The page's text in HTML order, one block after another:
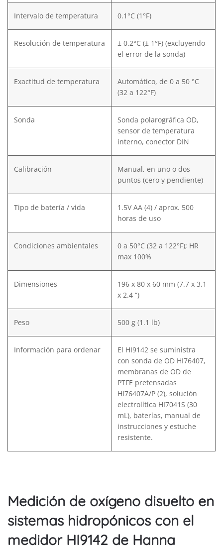
Intervalo de temperatura 0.1°C (1°F)
Resolución de temperatura
± 0.2°C (± 1°F) (excluyendo
el error de la sonda)
Exactitud de temperatura
Automático, de 0 a 50 °C
(32 a 122°F)
Sonda
Sonda polarográfica OD,
sensor de temperatura
interno, conector DIN
Calibración
Manual, en uno o dos
puntos (cero y pendiente)
Tipo de batería / vida
1.5V AA (4) / aprox. 500
horas de uso
Condiciones ambientales
0 a 50°C (32 a 122°F); HR
max 100%
Dimensiones
196 x 80 x 60 mm (7.7 x 3.1
x 2.4 “)
Peso 500 g (1.1 lb)
Información para ordenar
El HI9142 se suministra
con sonda de OD HI76407,
membranas de OD de
PTFE pretensadas
HI76407A/P (2), solución
electrolítica HI7041S (30
mL), baterías, manual de
instrucciones y estuche
resistente.
Medición de oxígeno disuelto en
sistemas hidropónicos con el
medidor HI9142 de Hanna